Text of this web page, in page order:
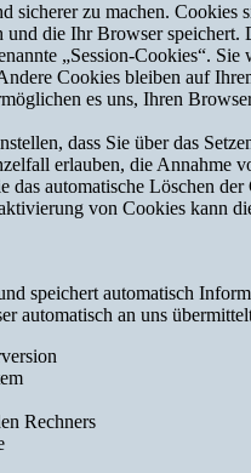
sicherer zu machen. Cookies
und die Ihr Browser speichert.
„Session-Cookies“. Sie
Cookies bleiben auf
es uns, Ihren
dass Sie über das
erlauben, die Annahme
das automatische Löschen
von Cookies kann
speichert automatisch
automatisch an uns
Rechners